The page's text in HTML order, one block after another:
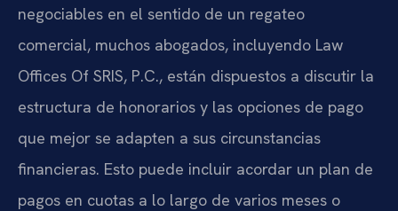
negociables en el sentido de un regateo
comercial, muchos abogados, incluyendo Law
Offices Of SRIS, P.C., están dispuestos a discutir la
estructura de honorarios y las opciones de pago
que mejor se adapten a sus circunstancias
financieras. Esto puede incluir acordar un plan de
pagos en cuotas a lo largo de varios meses o